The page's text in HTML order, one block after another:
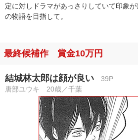
定に対しドラマがあっさりしていて印象
の物語を目指して。
最終候補作 賞金10万円
結城林太郎は顔が良い 39P
唐部ユウキ 20歳／千葉